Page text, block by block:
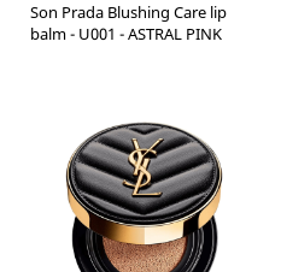
Son Prada Blushing Care lip
balm - U001 - ASTRAL PINK